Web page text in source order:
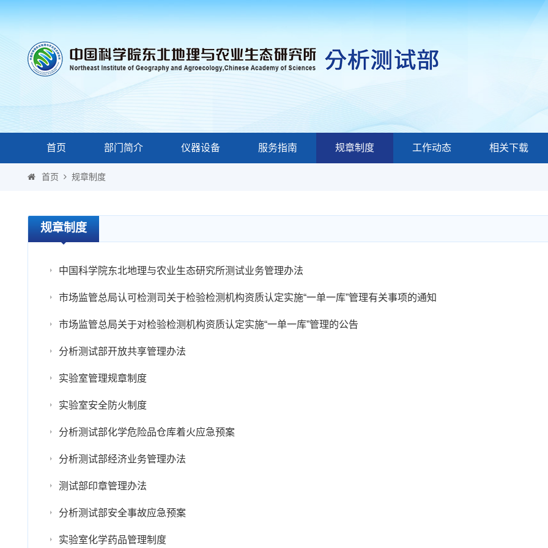
首页 部门简介 仪器设备 服务指南 规章制度 工作动态 相关下载
首页 规章制度
规章制度
中国科学院东北地理与农业生态研究所测试业务管理办法
市场监管总局认可检测司关于检验检测机构资质认定实施“一单一库”管理有关事项的通知
市场监管总局关于对检验检测机构资质认定实施“一单一库”管理的公告
分析测试部开放共享管理办法
实验室管理规章制度
实验室安全防火制度
分析测试部化学危险品仓库着火应急预案
分析测试部经济业务管理办法
测试部印章管理办法
分析测试部安全事故应急预案
实验室化学药品管理制度